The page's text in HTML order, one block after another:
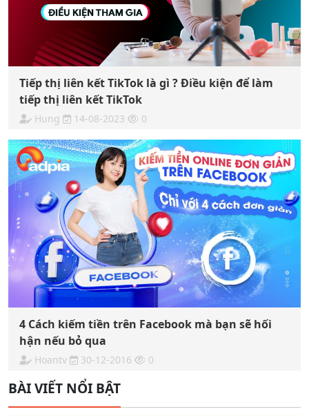
Tiếp thị liên kết TikTok là gì ? Điều kiện để làm
tiếp thị liên kết TikTok
Hung 14-08-2023 0
4 Cách kiếm tiền trên Facebook mà bạn sẽ hối
hận nếu bỏ qua
Hoantv 30-12-2016 0
BÀI VIẾT NỔI BẬT